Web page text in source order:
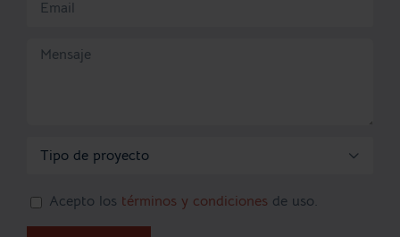

Acepto los términos y condiciones de uso.